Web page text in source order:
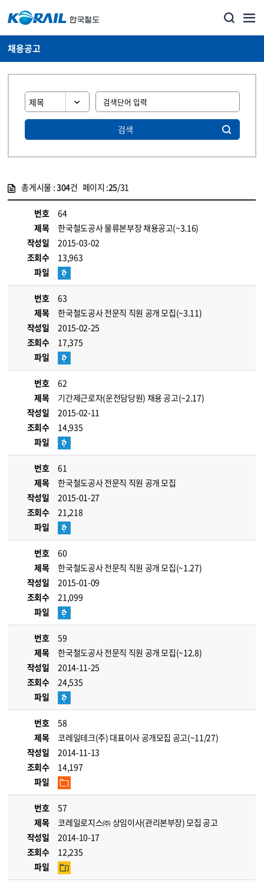
채용공고
검색
총게시물 :304건 페이지 :25/31
번호
64
제목
한국철도공사 물류본부장 채용공고(~3.16)
작성일
2015-03-02
조회수
13,963
파일
번호
63
제목
한국철도공사 전문직 직원 공개 모집(~3.11)
작성일
2015-02-25
조회수
17,375
파일
번호
62
제목
기간제근로자(운전담당원) 채용 공고(~2.17)
작성일
2015-02-11
조회수
14,935
파일
번호
61
제목
한국철도공사 전문직 직원 공개 모집
작성일
2015-01-27
조회수
21,218
파일
번호
60
제목
한국철도공사 전문직 직원 공개 모집(~1.27)
작성일
2015-01-09
조회수
21,099
파일
번호
59
제목
한국철도공사 전문직 직원 공개 모집(~12.8)
작성일
2014-11-25
조회수
24,535
파일
번호
58
제목
코레일테크(주) 대표이사 공개모집 공고(~11/27)
작성일
2014-11-13
조회수
14,197
파일
번호
57
제목
코레일로지스㈜ 상임이사(관리본부장) 모집 공고
작성일
2014-10-17
조회수
12,235
파일